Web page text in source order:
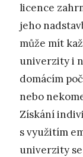
licence
jeho
může mít
univerzity i
domácím
nebo
Získání
s využitím
univerzity